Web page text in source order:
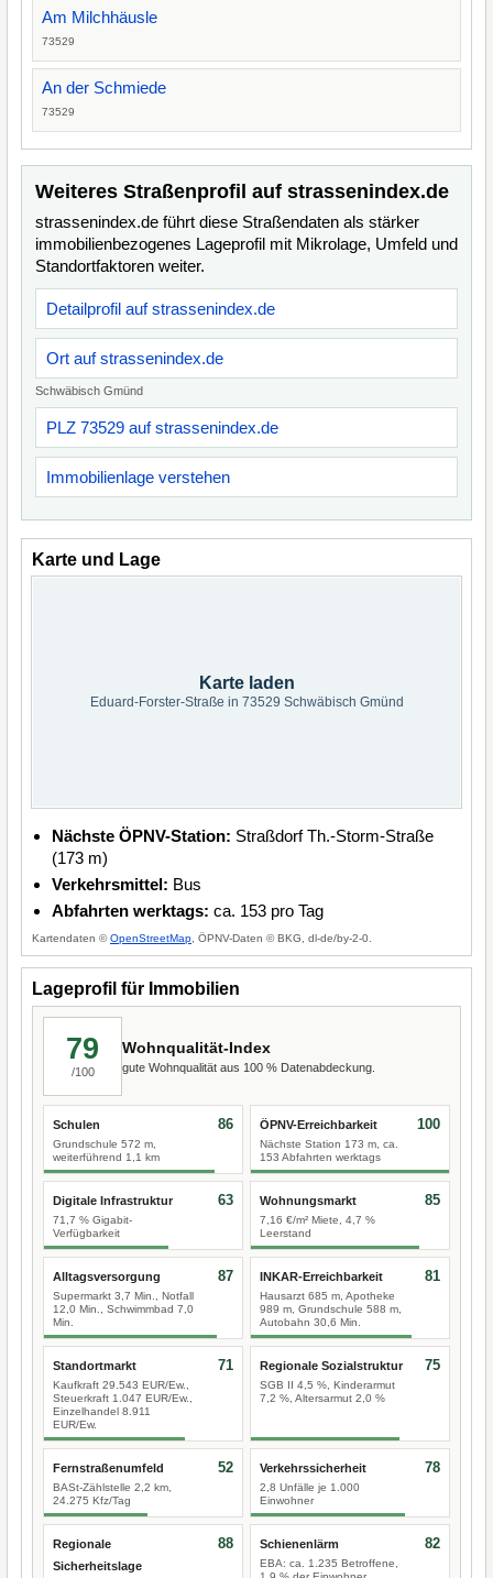
Am Milchhäusle
73529
An der Schmiede
73529
Weiteres Straßenprofil auf strassenindex.de
strassenindex.de führt diese Straßendaten als stärker
immobilienbezogenes Lageprofil mit Mikrolage, Umfeld und
Standortfaktoren weiter.
Detailprofil auf strassenindex.de
Ort auf strassenindex.de
Schwäbisch Gmünd
PLZ 73529 auf strassenindex.de
Immobilienlage verstehen
Karte und Lage
Karte laden
Eduard-Forster-Straße in 73529 Schwäbisch Gmünd
Nächste ÖPNV-Station: Straßdorf Th.-Storm-Straße
(173 m)
Verkehrsmittel: Bus
Abfahrten werktags: ca. 153 pro Tag
Kartendaten ©OpenStreetMap , ÖPNV-Daten © BKG, dl-de/by-2-0.
Lageprofil für Immobilien
79
/100
Wohnqualität-Index
gute Wohnqualität aus 100 % Datenabdeckung.
Schulen
Grundschule 572 m,
weiterführend 1,1 km
86 ÖPNV-Erreichbarkeit
Nächste Station 173 m, ca.
153 Abfahrten werktags
100
Digitale Infrastruktur
71,7 % Gigabit-
Verfügbarkeit
63 Wohnungsmarkt
7,16 €/m² Miete, 4,7 %
Leerstand
85
Alltagsversorgung
Supermarkt 3,7 Min., Notfall
12,0 Min., Schwimmbad 7,0
Min.
87 INKAR-Erreichbarkeit
Hausarzt 685 m, Apotheke
989 m, Grundschule 588 m,
Autobahn 30,6 Min.
81
Standortmarkt
Kaufkraft 29.543 EUR/Ew.,
Steuerkraft 1.047 EUR/Ew.,
Einzelhandel 8.911
EUR/Ew.
71 Regionale Sozialstruktur
SGB II 4,5 %, Kinderarmut
7,2 %, Altersarmut 2,0 %
75
Fernstraßenumfeld
BASt-Zählstelle 2,2 km,
24.275 Kfz/Tag
52 Verkehrssicherheit
2,8 Unfälle je 1.000
Einwohner
78
Regionale
Sicherheitslage
88 Schienenlärm
EBA: ca. 1.235 Betroffene,
82